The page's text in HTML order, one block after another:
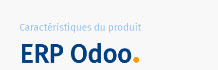
Caractéristiques du produit
ERP Odoo